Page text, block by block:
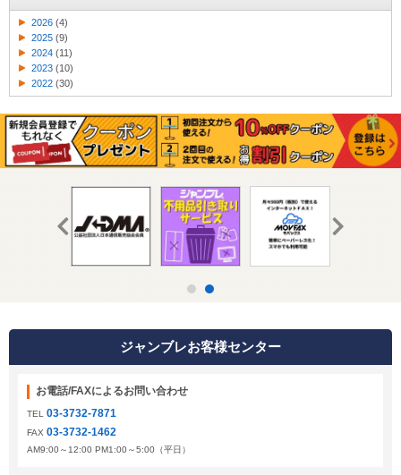
2026 (4)
2025 (9)
2024 (11)
2023 (10)
2022 (30)
ジャンブレお客様センター
お電話/FAXによるお問い合わせ
TEL 03-3732-7871
FAX 03-3732-1462
AM9:00～12:00 PM1:00～5:00（平日）